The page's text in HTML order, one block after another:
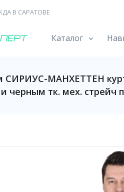
В САРАТОВЕ
Каталог
СИРИУС-МАНХЕТТЕН
черным тк. мех. стрейч